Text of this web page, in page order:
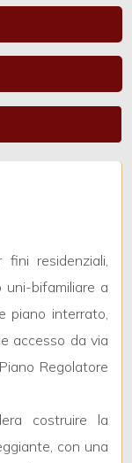
CAM 911
CAM 911
residenziali,
bifamiliare a
piano interrato,
accesso da via
Regolatore
costruire la
con una